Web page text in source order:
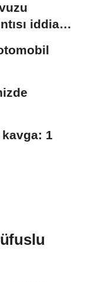
iddiası;
kavga: 1